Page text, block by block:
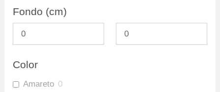
Fondo (cm)
Color
Amareto 0